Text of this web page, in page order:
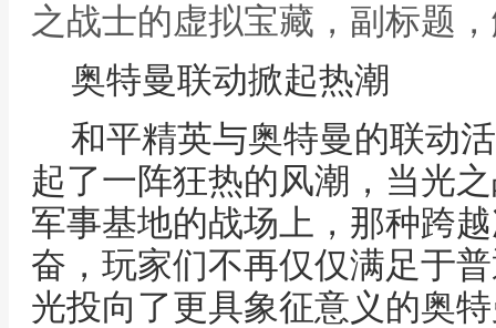
之战士的虚拟宝藏，副标题
奥特曼联动掀起热潮
和平精英与奥特曼的联动
起了一阵狂热的风潮，当光
军事基地的战场上，那种跨
奋，玩家们不再仅仅满足于
光投向了更具象征意义的奥